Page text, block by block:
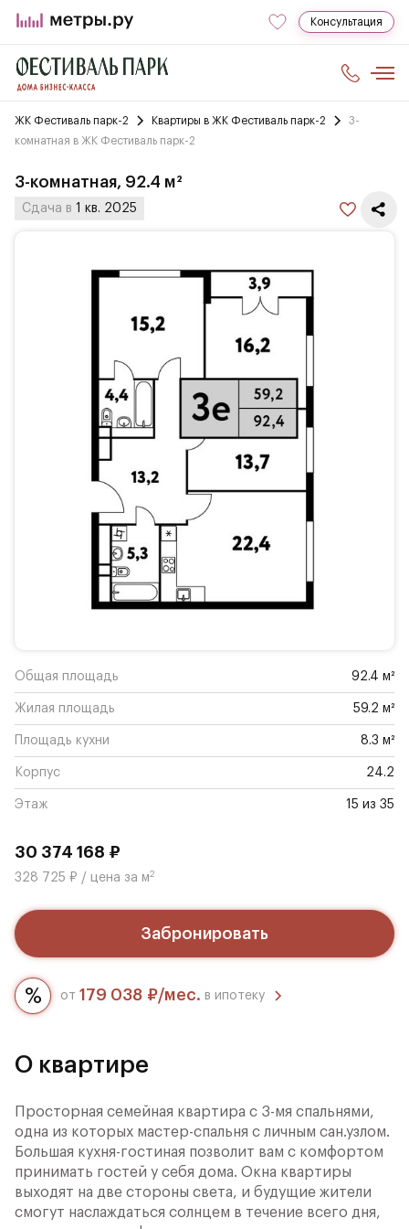
Консультация
ЖК Фестиваль парк-2 Квартиры в ЖК Фестиваль парк-2
3-
комнатная в ЖК Фестиваль парк-2
3-комнатная, 92.4 м²
Сдача в 1 кв. 2025
Общая площадь 92.4 м²
Жилая площадь 59.2 м²
Площадь кухни 8.3 м²
Корпус 24.2
Этаж 15 из 35
30 374 168 ₽
328 725 ₽ / цена за м2
Забронировать
от 179 038 ₽/мес. в ипотеку
О квартире
Просторная семейная квартира с 3-мя спальнями,
одна из которых мастер-спальня с личным сан.узлом.
Большая кухня-гостиная позволит вам с комфортом
принимать гостей у себя дома. Окна квартиры
выходят на две стороны света, и будущие жители
смогут наслаждаться солнцем в течение всего дня,